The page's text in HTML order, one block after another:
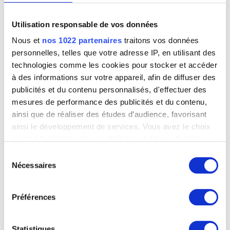
Utilisation responsable de vos données
Nous et nos 1022 partenaires traitons vos données
personnelles, telles que votre adresse IP, en utilisant des
technologies comme les cookies pour stocker et accéder
à des informations sur votre appareil, afin de diffuser des
publicités et du contenu personnalisés, d'effectuer des
mesures de performance des publicités et du contenu,
ainsi que de réaliser des études d’audience, favorisant
ainsi le développement de services. Vous avez le choix
tout moment en consultant la Déclaration relative aux
cookies ou en cliquant sur l'icône de confidentialité.
Si vous le permettez, nous aimerions également :
géographique qui peuvent être précises à plusieurs
Nécessaires
Préférences